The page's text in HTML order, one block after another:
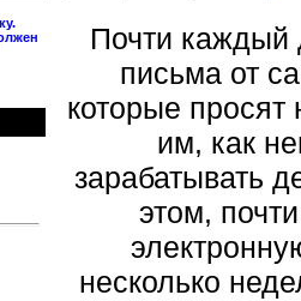
Почти каждый
письма от
которые просят
им, как
зарабатывать
этом,
несколько